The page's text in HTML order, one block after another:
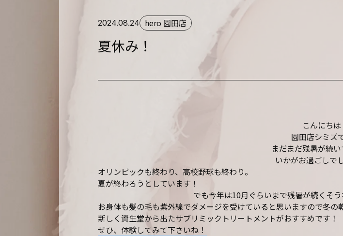
2024.08.24 hero 園田店
夏休み！
こんにちは
園田店シミズ
まだまだ残暑が続
いかがお過ごしで
オリンピックも終わり、高校野球も終わり。
夏が終わろうとしています！
でも今年は10月ぐらいまで残暑が続くそ
お身体も髪の毛も紫外線でダメージを受けていると思いますので冬の
新しく資生堂から出たサブリミックトリートメントがおすすめです！
ぜひ、体験してみて下さいね！